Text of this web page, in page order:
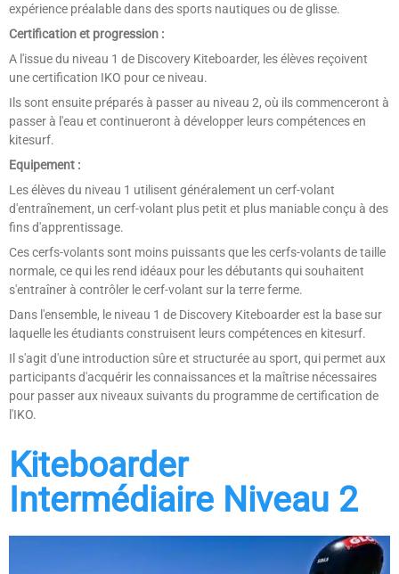
expérience préalable dans des sports nautiques ou de glisse.
Certification et progression :
A l'issue du niveau 1 de Discovery Kiteboarder, les élèves reçoivent
une certification IKO pour ce niveau.
Ils sont ensuite préparés à passer au niveau 2, où ils commenceront à
passer à l'eau et continueront à développer leurs compétences en
kitesurf.
Equipement :
Les élèves du niveau 1 utilisent généralement un cerf-volant
d'entraînement, un cerf-volant plus petit et plus maniable conçu à des
fins d'apprentissage.
Ces cerfs-volants sont moins puissants que les cerfs-volants de taille
normale, ce qui les rend idéaux pour les débutants qui souhaitent
s'entraîner à contrôler le cerf-volant sur la terre ferme.
Dans l'ensemble, le niveau 1 de Discovery Kiteboarder est la base sur
laquelle les étudiants construisent leurs compétences en kitesurf.
Il s'agit d'une introduction sûre et structurée au sport, qui permet aux
participants d'acquérir les connaissances et la maîtrise nécessaires
pour passer aux niveaux suivants du programme de certification de
l'IKO.
Kiteboarder
Intermédiaire Niveau 2